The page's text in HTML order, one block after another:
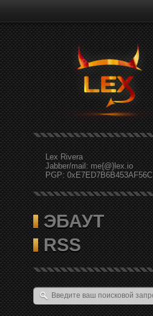
Lex Rivera
Jabber/mail: me{@}lex.io
PGP: 0xE7ED7B6B453AF56C
ЭБАУТ
RSS